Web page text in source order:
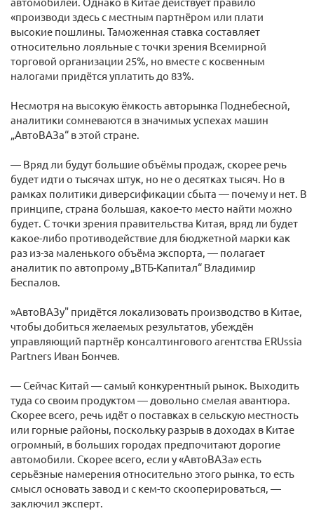
«производи здесь с местным партнёром или плати
высокие пошлины. Таможенная ставка составляет
относительно лояльные с точки зрения Всемирной
торговой организации 25%, но вместе с косвенным
налогами придётся уплатить до 83%.
Несмотря на высокую ёмкость авторынка Поднебесной,
аналитики сомневаются в значимых успехах машин
„АвтоВАЗа“ в этой стране.
— Вряд ли будут большие объёмы продаж, скорее речь
будет идти о тысячах штук, но не о десятках тысяч. Но в
рамках политики диверсификации сбыта — почему и нет. В
принципе, страна большая, какое-то место найти можно
будет. С точки зрения правительства Китая, вряд ли будет
какое-либо противодействие для бюджетной марки как
раз из-за маленького объёма экспорта, — полагает
аналитик по автопрому „ВТБ-Капитал“ Владимир
Беспалов.
»АвтоВАЗу" придётся локализовать производство в Китае,
чтобы добиться желаемых результатов, убеждён
управляющий партнёр консалтингового агентства ERUssia
Partners Иван Бончев.
— Сейчас Китай — самый конкурентный рынок. Выходить
туда со своим продуктом — довольно смелая авантюра.
Скорее всего, речь идёт о поставках в сельскую местность
или горные районы, поскольку разрыв в доходах в Китае
огромный, в больших городах предпочитают дорогие
автомобили. Скорее всего, если у «АвтоВАЗа» есть
серьёзные намерения относительно этого рынка, то есть
смысл основать завод и с кем-то скооперироваться, —
заключил эксперт.